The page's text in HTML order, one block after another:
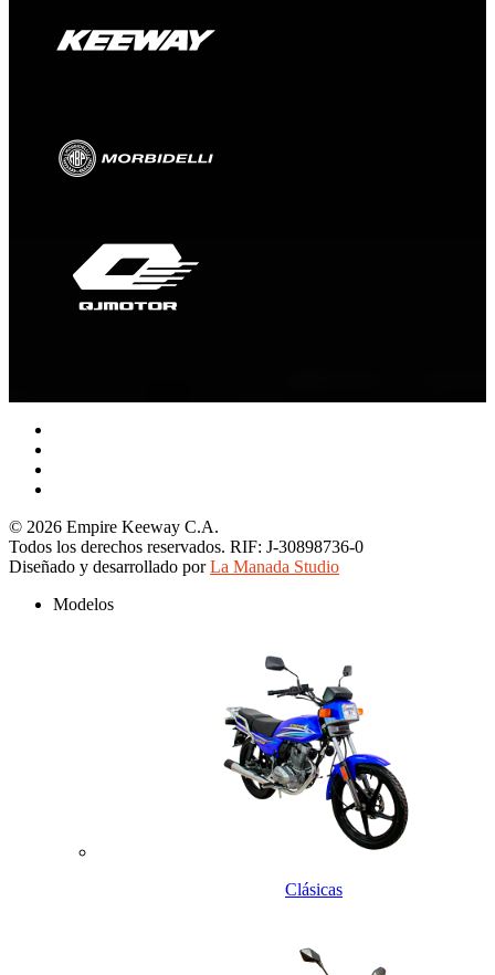
© 2026 Empire Keeway C.A.
Todos los derechos reservados. RIF: J-30898736-0
Diseñado y desarrollado porLa Manada Studio
Close
Modelos
Clásicas